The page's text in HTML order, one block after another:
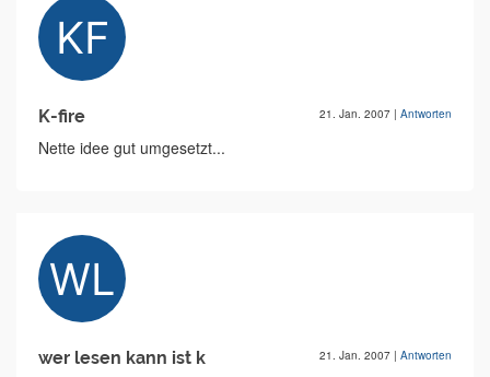
K-fire 21. Jan. 2007 | Antworten
Nette idee gut umgesetzt...
wer lesen kann ist k 21. Jan. 2007 | Antworten